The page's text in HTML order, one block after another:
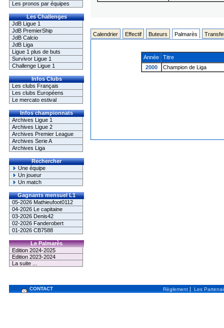
Les pronos par équipes
Les Challenges
JdB Ligue 1
JdB PremierShip
JdB Calcio
JdB Liga
Ligue 1 plus de buts
Survivor Ligue 1
Challenge Ligue 1
Infos Clubs
Les clubs Français
Les clubs Européens
Le mercato estival
Infos championnats
Archives Ligue 1
Archives Ligue 2
Archives Premier League
Archives Serie A
Archives Liga
Rechercher
Une équipe
Un joueur
Un match
Gagnants mensuel L1
05-2026 Mathieufoot0112
04-2026 Le capitaine
03-2026 Denis42
02-2026 Fanderobert
01-2026 CB7588
Le Palmarès
Edition 2024-2025
Edition 2023-2024
La suite ...
Calendrier Effectif Buteurs Palmarès
Année
Titre
2000
Champion de Liga
CONTACT Règlement | Les